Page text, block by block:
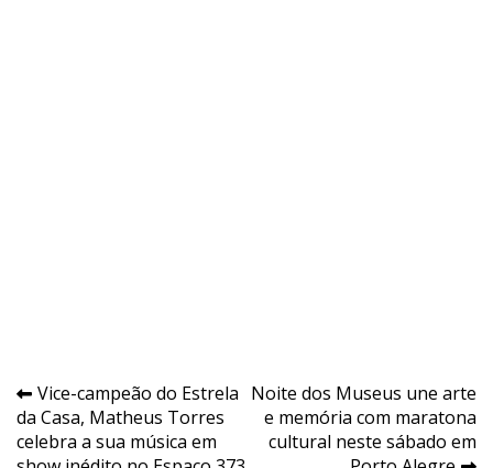
Navegação
de
Vice-campeão do Estrela
da Casa, Matheus Torres
celebra a sua música em
Noite dos Museus une arte
e memória com maratona
cultural neste sábado em